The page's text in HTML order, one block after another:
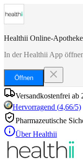
Healthii Online-Apotheke
In der Healthii App
Öffnen
Versandkostenfrei ab
Hervorragend (4,66/5)
Pharmazeutische
Über Healthii